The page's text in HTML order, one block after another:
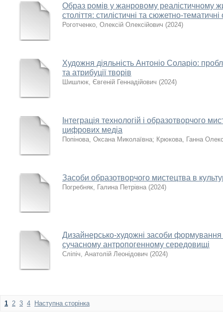
Образ ромів у жанровому реалістичному
століття: стилістичні та сюжетно-тематичні
Роготченко, Олексій Олексійович (2024)
Художня діяльність Антоніо Соларіо:
та атрибуції творів
Шишлюк, Євгеній Геннадійович (2024)
Інтеграція технологій і образотворчого
цифрових медіа
Попінова, Оксана Миколаївна; Крюкова, Ганна
Засоби образотворчого мистецтва в
Погребняк, Галина Петрівна (2024)
Дизайнерсько-художні засоби формування
сучасному антропогенному середовищі
Сліпіч, Анатолій Леонідович (2024)
1 2 3 4 Наступна сторінка